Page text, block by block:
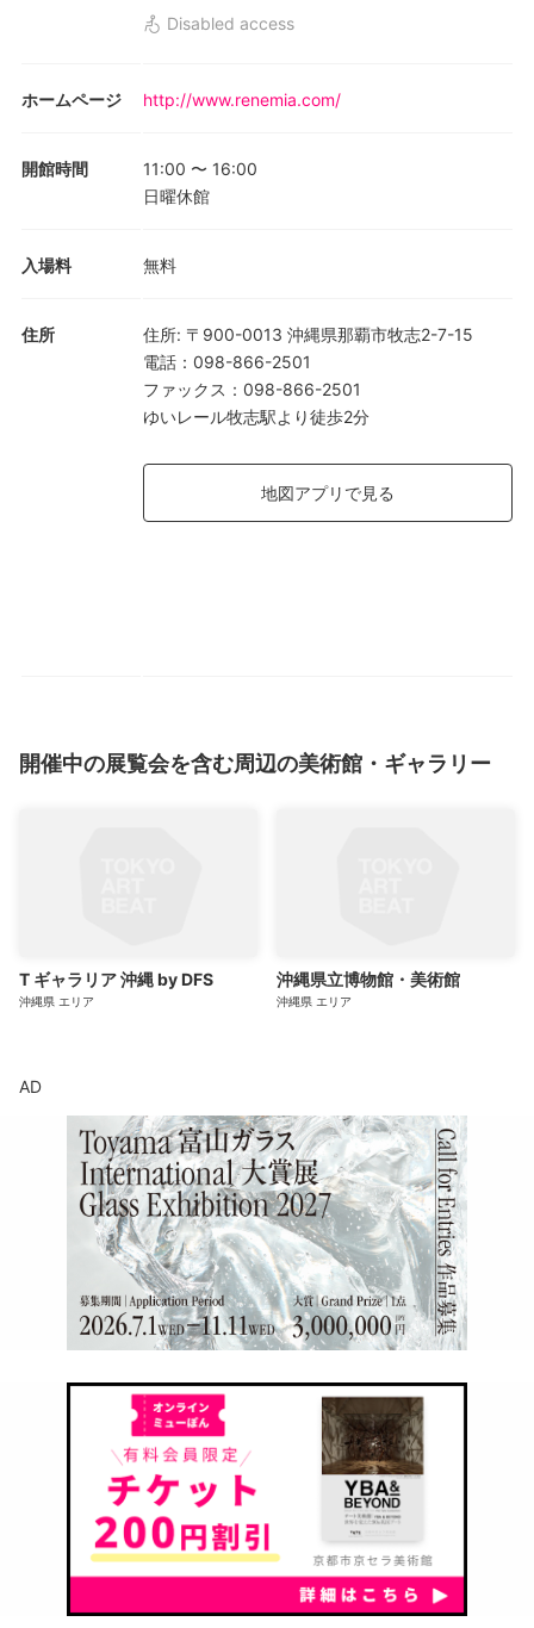
Disabled access
ホームページ http://www.renemia.com/
開館時間 11:00 〜 16:00
日曜休館
入場料 無料
住所 住所: 〒900-0013 沖縄県那覇市牧志2-7-15
電話 ： 098-866-2501
ファックス ： 098-866-2501
ゆいレール牧志駅より徒歩2分
地図アプリで見る
開催中の展覧会を含む周辺の美術館・ギャラリー
T ギャラリア 沖縄 by DFS
沖縄県 エリア
沖縄県立博物館・美術館
沖縄県 エリア
AD